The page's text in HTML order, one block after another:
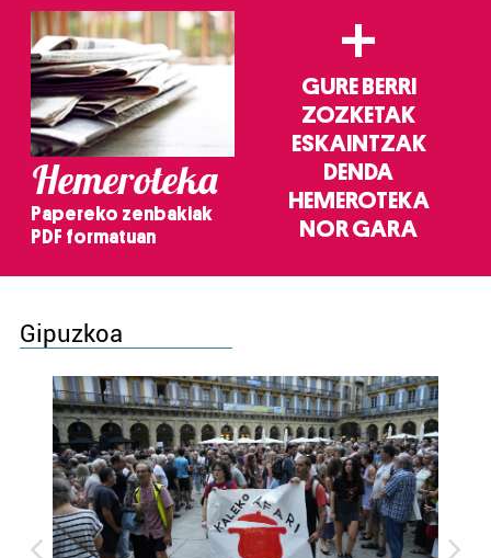
Hemeroteka
Papereko zenbakiak
PDF formatuan
+
GURE BERRI
ZOZKETAK
ESKAINTZAK
DENDA
HEMEROTEKA
NOR GARA
Gipuzkoa